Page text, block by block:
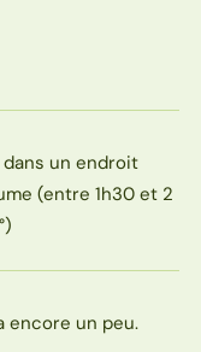
un endroit
(entre 1h30 et 2
encore un peu.